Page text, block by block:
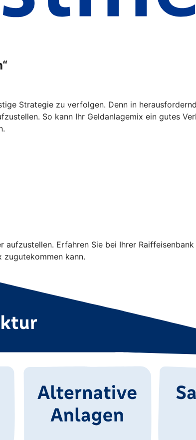
Strategie zu verfolgen. Denn in
So kann Ihr Geldanlagemix ein gutes
Erfahren Sie bei Ihrer
zugutekommen kann.